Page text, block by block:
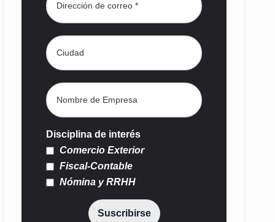
Disciplina de interés
Comercio Exterior
Fiscal-Contable
Nómina y RRHH
Suscribirse